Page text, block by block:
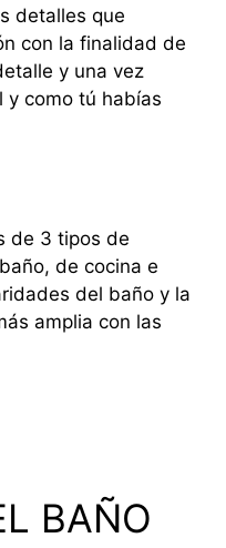
detalles que
con la finalidad de
y una vez
y como tú habías
de 3 tipos de
de cocina e
del baño y la
amplia con las
BAÑO